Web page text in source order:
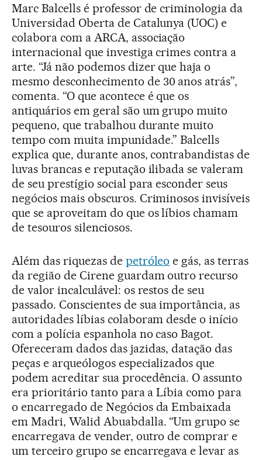
Marc Balcells é professor de criminologia da
Universidad Oberta de Catalunya (UOC) e
colabora com a ARCA, associação
internacional que investiga crimes contra a
arte. “Já não podemos dizer que haja o
mesmo desconhecimento de 30 anos atrás”,
comenta. “O que acontece é que os
antiquários em geral são um grupo muito
pequeno, que trabalhou durante muito
tempo com muita impunidade.” Balcells
explica que, durante anos, contrabandistas de
luvas brancas e reputação ilibada se valeram
de seu prestígio social para esconder seus
negócios mais obscuros. Criminosos invisíveis
que se aproveitam do que os líbios chamam
de tesouros silenciosos.
Além das riquezas de petróleo e gás, as terras
da região de Cirene guardam outro recurso
de valor incalculável: os restos de seu
passado. Conscientes de sua importância, as
autoridades líbias colaboram desde o início
com a polícia espanhola no caso Bagot.
Ofereceram dados das jazidas, datação das
peças e arqueólogos especializados que
podem acreditar sua procedência. O assunto
era prioritário tanto para a Líbia como para
o encarregado de Negócios da Embaixada
em Madri, Walid Abuabdalla. “Um grupo se
encarregava de vender, outro de comprar e
um terceiro grupo se encarregava e levar as